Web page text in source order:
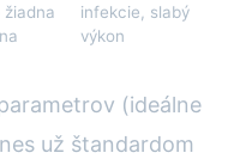
žiadna
infekcie, slabý
výkon
(ideálne
už štandardom